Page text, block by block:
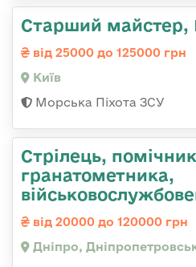
Старший майстер,
від 25000 до 125000 грн
Київ
Морська Піхота ЗСУ
Стрілець, помічник
гранатометника,
від 20000 до 120000 грн
Дніпро,